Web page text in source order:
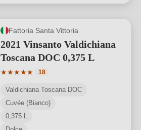
Fattoria Santa Vittoria
2021 Vinsanto Valdichiana
Toscana DOC 0,375 L
★★★★★
Valutazione media di 5 su 5 stelle
18
Valdichiana Toscana DOC
Cuvée (Bianco)
0,375 L